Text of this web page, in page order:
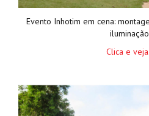
Evento Inhotim em cena:
Clica e